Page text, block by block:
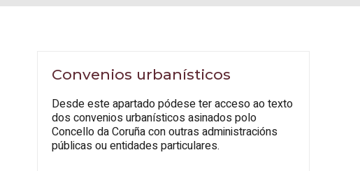
Convenios urbanísticos
Desde este apartado pódese ter acceso ao texto
dos convenios urbanísticos asinados polo
Concello da Coruña con outras administracións
públicas ou entidades particulares.